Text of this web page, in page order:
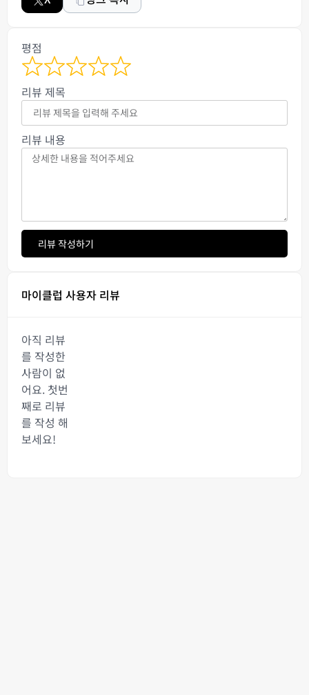
평점
리뷰 제목
리뷰 내용
리뷰 작성하기
마이클럽 사용자 리뷰
아직 리뷰
를 작성한
사람이 없
어요. 첫번
째로 리뷰
를 작성 해
보세요!